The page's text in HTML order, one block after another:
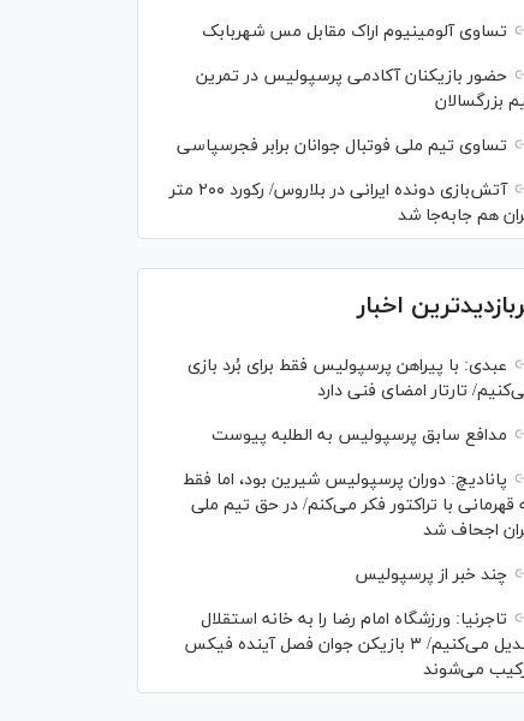
تساوی آلومینیوم اراک مقابل مس شهربابک
حضور بازیکنان آکادمی پرسپولیس در تمرین
بزرگسالان
تساوی تیم ملی فوتبال جوانان برابر فجرسپاسی
آتش‌بازی دونده ایرانی در بلاروس/ رکورد ۲۰۰ متر
هم جابه‌جا شد
اخبار
عبدی: با پیراهن پرسپولیس فقط برای بُرد بازی
تارتار امضای فنی دارد
مدافع سابق پرسپولیس به الطلبه پیوست
پانادیچ: دوران پرسپولیس شیرین بود، اما فقط
قهرمانی با تراکتور فکر می‌کنم/ در حق تیم ملی
اجحاف شد
چند خبر از پرسپولیس
تاجرنیا: ورزشگاه امام رضا را به خانه استقلال
تبدیل می‌کنیم/ ۳ بازیکن جوان فصل آینده فیکس
می‌شوند